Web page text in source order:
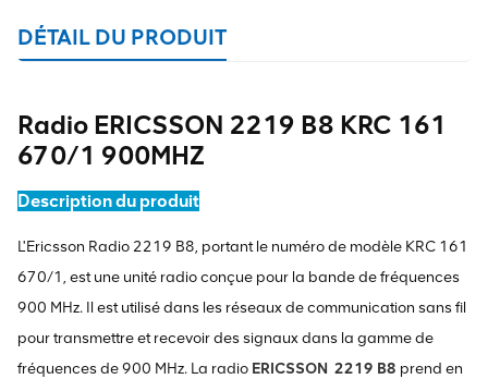
DÉTAIL DU PRODUIT
Radio ERICSSON 2219 B8 KRC 161
670/1 900MHZ
Description du produit
L'Ericsson Radio 2219 B8, portant le numéro de modèle KRC 161
670/1, est une unité radio conçue pour la bande de fréquences
900 MHz. Il est utilisé dans les réseaux de communication sans fil
pour transmettre et recevoir des signaux dans la gamme de
fréquences de 900 MHz. La radio ERICSSON 2219 B8 prend en